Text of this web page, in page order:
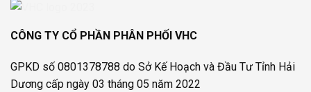
CÔNG TY CỔ PHẦN PHÂN PHỐI VHC
GPKD số 0801378788 do Sở Kế Hoạch và Đầu Tư Tỉnh Hải
Dương cấp ngày 03 tháng 05 năm 2022